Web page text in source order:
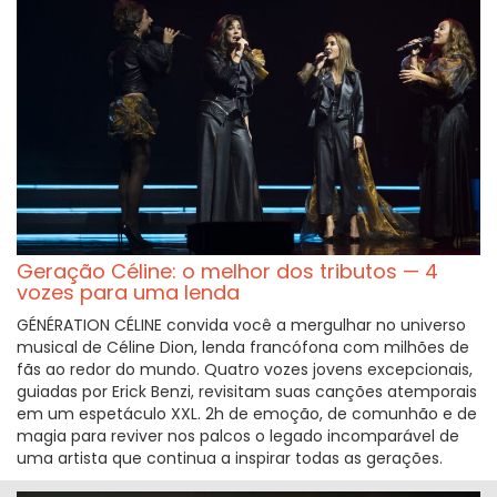
Geração Céline: o melhor dos tributos — 4
vozes para uma lenda
GÉNÉRATION CÉLINE convida você a mergulhar no universo
musical de Céline Dion, lenda francófona com milhões de
fãs ao redor do mundo. Quatro vozes jovens excepcionais,
guiadas por Erick Benzi, revisitam suas canções atemporais
em um espetáculo XXL. 2h de emoção, de comunhão e de
magia para reviver nos palcos o legado incomparável de
uma artista que continua a inspirar todas as gerações.